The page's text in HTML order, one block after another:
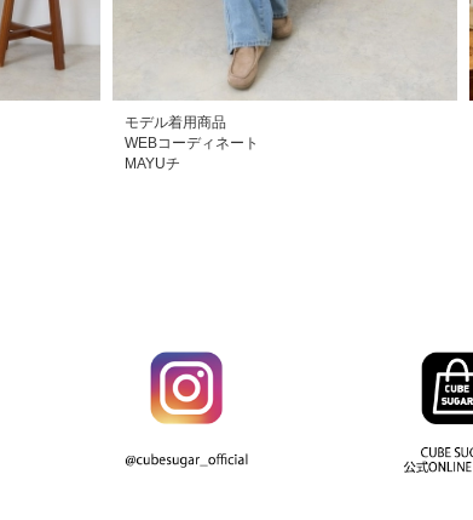
モデル着用商品
WEBコーディネート
MAYUチ